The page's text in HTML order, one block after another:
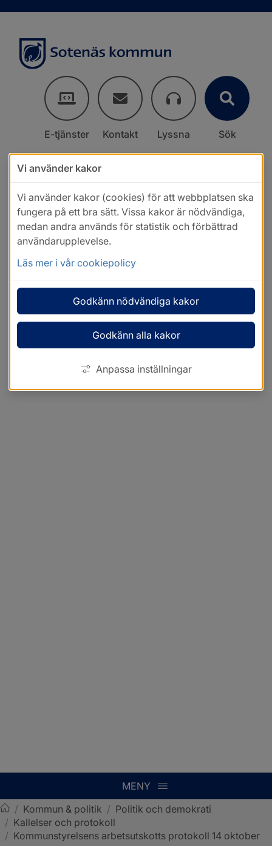
E-tjänster Kontakt Lyssna Sök
MENY
Sotenäs kommun
/ Kommun & politik / Politik och demokrati
/ Kallelser och protokoll
/ Kommunstyrelsens arbetsutskotts protokoll 14 oktober
Vi använder kakor
Vi använder kakor (cookies) för att webbplatsen ska
fungera på ett bra sätt. Vissa kakor är nödvändiga,
medan andra används för statistik och förbättrad
användarupplevelse.
Läs mer i vår cookiepolicy
Godkänn nödvändiga kakor
Godkänn alla kakor
Anpassa inställningar